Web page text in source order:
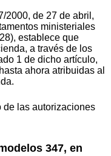
2000, de 27 de abril,
ministeriales
establece que
a través de los
1 de dicho artículo,
ahora atribuidas al
de las autorizaciones
347, en